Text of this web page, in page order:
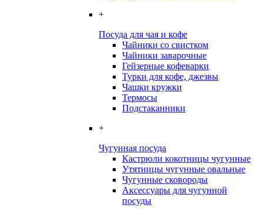
+
Посуда для чая и кофе
Чайники со свистком
Чайники заварочные
Гейзерные кофеварки
Турки для кофе, джезвы
Чашки кружки
Термосы
Подстаканники
+
Чугунная посуда
Кастрюли кокотницы чугунные
Утятницы чугунные овальные
Чугунные сковороды
Аксессуары для чугунной
посуды